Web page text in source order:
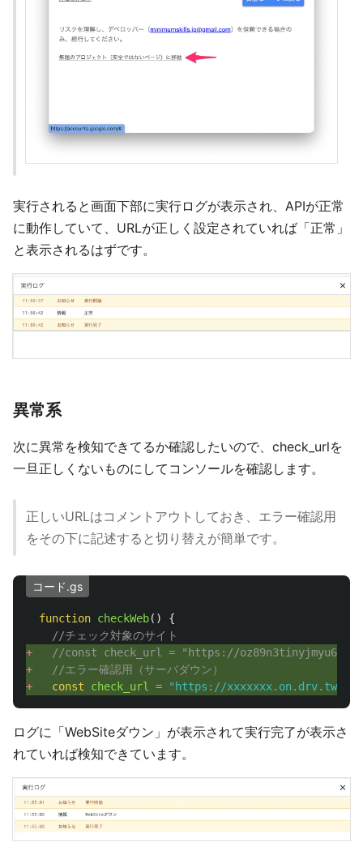
実行されると画面下部に実行ログが表示され、APIが正常
に動作していて、URLが正しく設定されていれば「正常」
と表示されるはずです。
異常系
次に異常を検知できてるか確認したいので、check_urlを
一旦正しくないものにしてコンソールを確認します。
正しいURLはコメントアウトしておき、エラー確認用
をその下に記述すると切り替えが簡単です。
コード.gs
function checkWeb()
{
//チェック対象のサイト
+
//const check_url = "https://
+
//エラー確認用（サーバダウン）
+
const check_url = " https://xxxxxxx.on.drv.tw/
ログに「WebSiteダウン」が表示されて実行完了が表示さ
れていれば検知できています。